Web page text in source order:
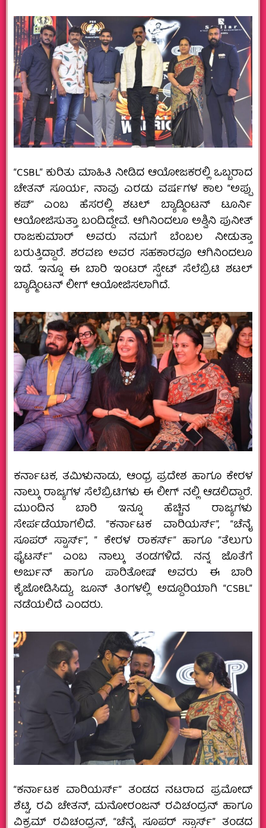
“CSBL” ಕುರಿತು ಮಾಹಿತಿ ನೀಡಿದ ಆಯೋಜಕರಲ್ಲಿ ಒಬ್ಬರಾದ
ಚೇತನ್ ಸೂರ್ಯ, ನಾವು ಎರಡು ವರ್ಷಗಳ ಕಾಲ “ಅಪ್ಪು
ಕಪ್” ಎಂಬ ಹೆಸರಲ್ಲಿ ಶಟಲ್ ಬ್ಯಾಡ್ಮಿಂಟನ್ ಟೂರ್ನಿ
ಆಯೋಜಿಸುತ್ತಾ ಬಂದಿದ್ದೇವೆ. ಆಗಿನಿಂದಲೂ ಅಶ್ವಿನಿ ಪುನೀತ್
ರಾಜಕುಮಾರ್ ಅವರು ನಮಗೆ ಬೆಂಬಲ ನೀಡುತ್ತಾ
ಬರುತ್ತಿದ್ದಾರೆ. ಶರವಣ ಅವರ ಸಹಕಾರವೂ ಆಗಿನಿಂದಲೂ
ಇದೆ.‌ ಇನ್ನೂ ಈ ಬಾರಿ ಇಂಟರ್ ಸ್ಟೇಟ್ ಸೆಲೆಬ್ರಿಟಿ ಶಟಲ್
ಬ್ಯಾಡ್ಮಿಂಟನ್ ಲೀಗ್‌ ಆಯೋಜಿಸಲಾಗಿದೆ.
ಕರ್ನಾಟಕ,‌ ತಮಿಳುನಾಡು, ಆಂಧ್ರ ಪ್ರದೇಶ ಹಾಗೂ ಕೇರಳ
ನಾಲ್ಕು ರಾಜ್ಯಗಳ ಸೆಲೆಬ್ರಿಟಿಗಳು ಈ ಲೀಗ್ ನಲ್ಲಿ‌ ಆಡಲಿದ್ದಾರೆ.
ಮುಂದಿನ ಬಾರಿ ಇನ್ನೂ ಹೆಚ್ಚಿನ ರಾಜ್ಯಗಳು
ಸೇರ್ಪಡೆಯಾಗಲಿದೆ. “ಕರ್ನಾಟಕ ವಾರಿಯರ್ಸ್”, “ಚೆನೈ
ಸೂಪರ್ ಸ್ಟಾರ್ಸ್”, ” ಕೇರಳ ರಾಕರ್ಸ್” ಹಾಗೂ “ತೆಲುಗು
ಫೈಟರ್ಸ್” ಎಂಬ ನಾಲ್ಕು ತಂಡಗಳಿದೆ‌.‌ ನನ್ನ ಜೊತೆಗೆ
ಅರ್ಜುನ್ ಹಾಗೂ ಪಾರಿತೋಷ್ ಅವರು ಈ ಬಾರಿ
ಕೈಜೋಡಿಸಿದ್ದು, ಜೂನ್ ತಿಂಗಳಲ್ಲಿ ಅದ್ದೂರಿಯಾಗಿ “CSBL”
ನಡೆಯಲಿದೆ ಎಂದರು.
“ಕರ್ನಾಟಕ ವಾರಿಯರ್ಸ್” ತಂಡದ ನಟರಾದ ಪ್ರಮೋದ್
ಶೆಟ್ಟಿ, ರವಿ ಚೇತನ್,‌ ಮನೋರಂಜನ್ ರವಿಚಂದ್ರನ್ ಹಾಗೂ
ವಿಕ್ರಮ್ ರವಿಚಂದ್ರನ್, “ಚೆನೈ ಸೂಪರ್ ಸ್ಟಾರ್ಸ್” ತಂಡದ